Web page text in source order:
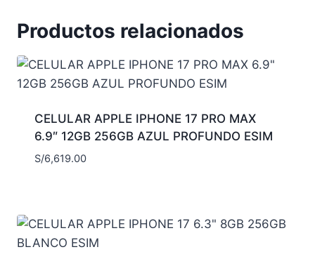
Productos relacionados
CELULAR APPLE IPHONE 17 PRO MAX
6.9″ 12GB 256GB AZUL PROFUNDO ESIM
S/6,619.00